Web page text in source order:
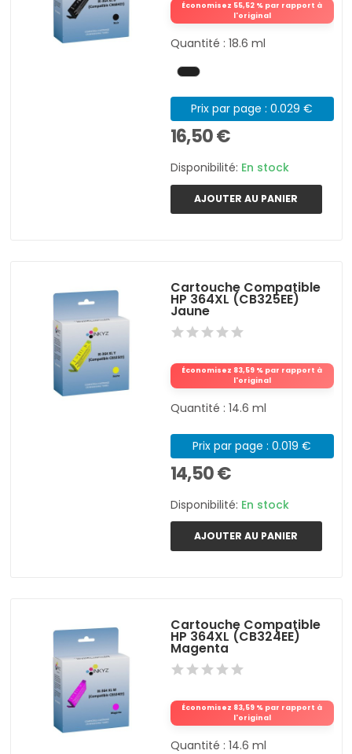
Économisez 55,52 % par rapport à
l'original
Quantité : 18.6 ml
Prix par page : 0.029 €
16,50 €
Disponibilité: En stock
AJOUTER AU PANIER
Cartouche Compatible
HP 364XL (CB325EE)
Jaune
Économisez 83,59 % par rapport à
l'original
Quantité : 14.6 ml
Prix par page : 0.019 €
14,50 €
Disponibilité: En stock
AJOUTER AU PANIER
Cartouche Compatible
HP 364XL (CB324EE)
Magenta
Économisez 83,59 % par rapport à
l'original
Quantité : 14.6 ml